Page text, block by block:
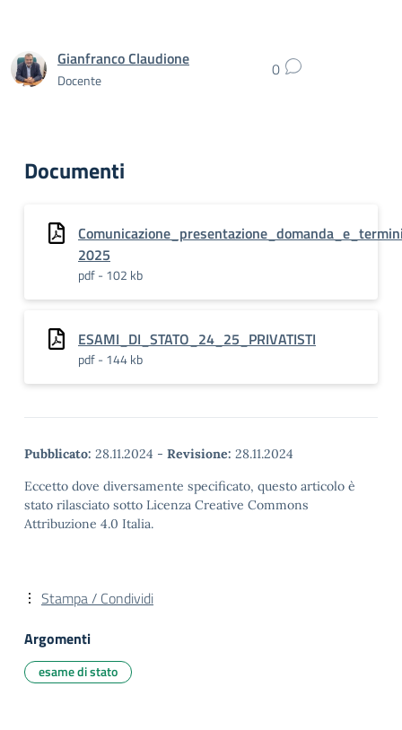
Gianfranco Claudione
Docente 0
Documenti
2025
pdf - 102 kb
ESAMI_DI_STATO_24_25_PRIVATISTI
pdf - 144 kb
Pubblicato: 28.11.2024 - Revisione: 28.11.2024
Eccetto dove diversamente specificato, questo articolo è
stato rilasciato sotto Licenza Creative Commons
Attribuzione 4.0 Italia.
Stampa / Condividi
Argomenti
esame di stato